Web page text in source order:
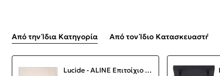
Από την Ίδια Κατηγορία Από τον Ίδιο Κατασκευαστή
Lucide - ALINE Επιτοίχιο Φωτιστικό LED Διάφανο, Μαύρο Ματ 3000 K